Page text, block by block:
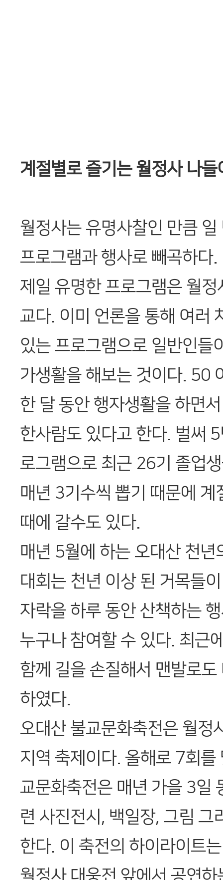
계절별로 즐기는 월정사 나들
월정사는 유명사찰인 만큼 일
프로그램과 행사로 빼곡하다.
제일 유명한 프로그램은 월
교다. 이미 언론을 통해 여러
있는 프로그램으로 일반인들
가생활을 해보는 것이다. 50
한 달 동안 행자생활을 하면
한사람도 있다고 한다. 벌써
로그램으로 최근 26기 졸업
매년 3기수씩 뽑기 때문에 계
때에 갈수도 있다.
매년 5월에 하는 오대산 천년
대회는 천년 이상 된 거목들
자락을 하루 동안 산책하는
누구나 참여할 수 있다. 최근
함께 길을 손질해서 맨발로도
하였다.
오대산 불교문화축전은 월정
지역 축제이다. 올해로 7회를
교문화축전은 매년 가을 3일
련 사진전시, 백일장, 그림 그
한다. 이 축전의 하이라이트
월정사 대웅전 앞에서 공연하